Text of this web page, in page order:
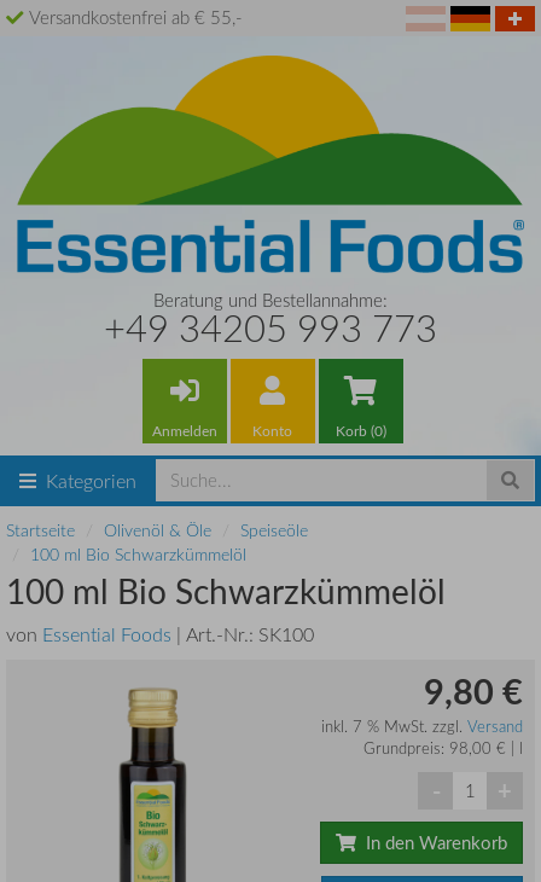
Versandkostenfrei ab € 55,-
Beratung und Bestellannahme:
+49 34205 993 773
Anmelden Konto Korb (0)
Kategorien
Startseite Olivenöl & Öle
Speiseöle
100 ml Bio Schwarzkümmelöl
100 ml Bio Schwarzkümmelöl
von Essential Foods | Art.-Nr.: SK100
9,80 €
inkl. 7 % MwSt. zzgl. Versand
Grundpreis: 98,00 € | l
- +
In den Warenkorb